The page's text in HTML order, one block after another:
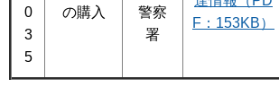
0
3
5
の購入
警察
署
F：153KB）